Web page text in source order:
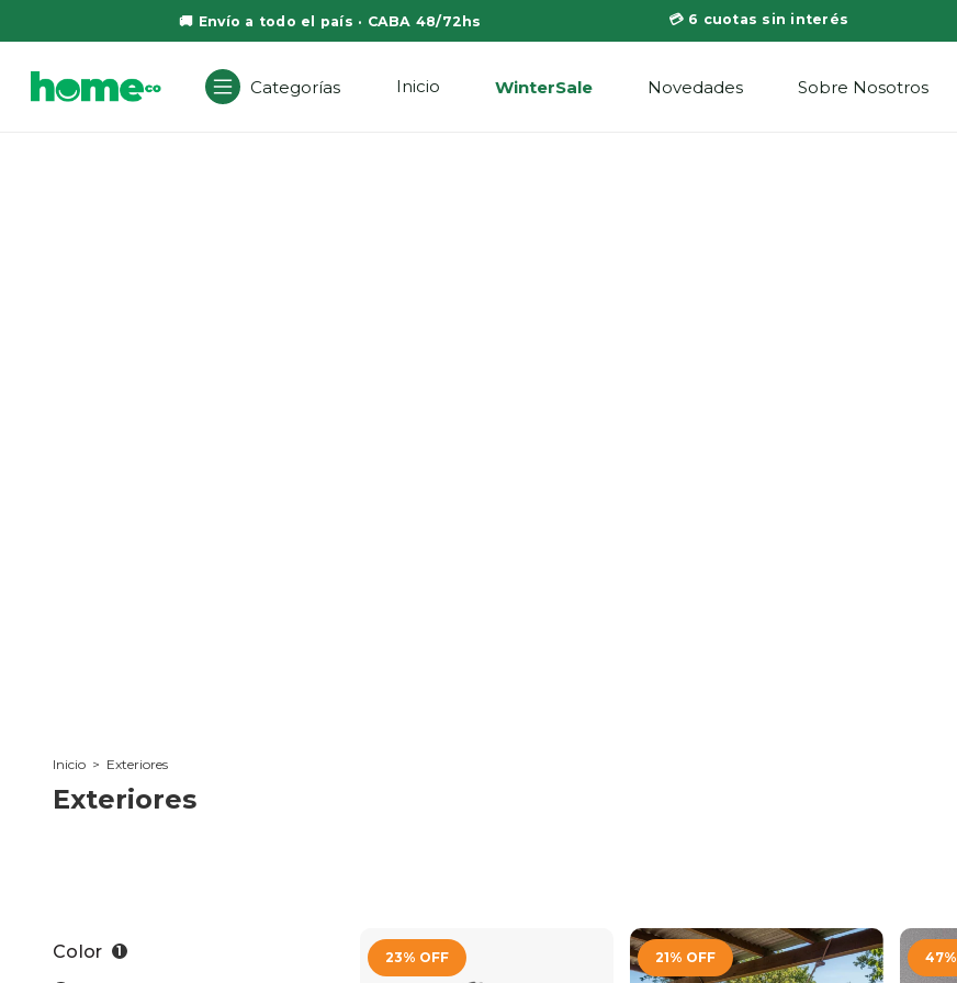
🚚 Envío a todo el país · CABA 48/72hs 💳 6 cuotas sin interés
Categorías Inicio WinterSale Novedades Sobre Nosotros
Inicio > Exteriores
Exteriores
Color 1 23% OFF 21% OFF 47%